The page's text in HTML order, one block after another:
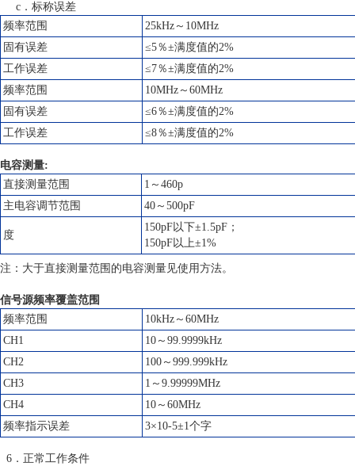
c．标称误差
频率范围
25kHz～10MHz
固有误差
≤5％±满度值的2%
工作误差
≤7％±满度值的2%
频率范围
10MHz～60MHz
固有误差
≤6％±满度值的2%
工作误差
≤8％±满度值的2%
电容测量:
直接测量范围
1～460p
主电容调节范围
40～500pF
度
150pF以下±1.5pF；
150pF以上±1%
注：大于直接测量范围的电容测量见使用方法。
信号源频率覆盖范围
频率范围
10kHz～60MHz
CH1
10～99.9999kHz
CH2
100～999.999kHz
CH3
1～9.99999MHz
CH4
10～60MHz
频率指示误差
3×10-5±1个字
6．正常工作条件